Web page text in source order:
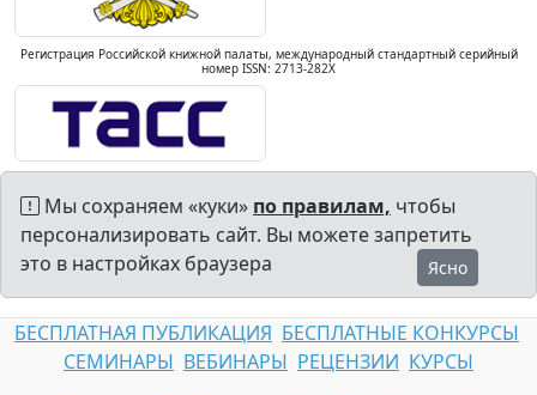
Регистрация Российской книжной палаты, международный стандартный серийный
номер ISSN: 2713-282X
Мы сохраняем «куки» по правилам, чтобы
персонализировать сайт. Вы можете запретить
это в настройках браузера
Ясно
БЕСПЛАТНАЯ ПУБЛИКАЦИЯ БЕСПЛАТНЫЕ КОНКУРСЫ
СЕМИНАРЫ ВЕБИНАРЫ РЕЦЕНЗИИ КУРСЫ